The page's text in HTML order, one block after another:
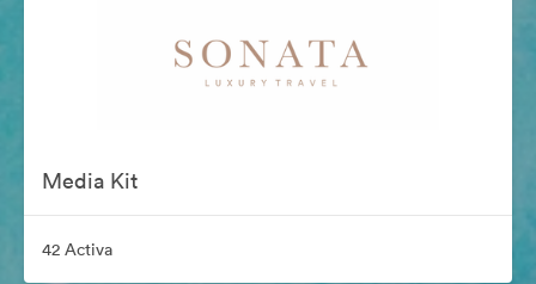
Media Kit
42 Activa